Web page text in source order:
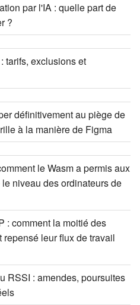
par l'IA : quelle part de
?
tarifs, exclusions et
définitivement au piège de
à la manière de Figma
le Wasm a permis aux
niveau des ordinateurs de
: comment la moitié des
leur flux de travail
RSSI : amendes, poursuites